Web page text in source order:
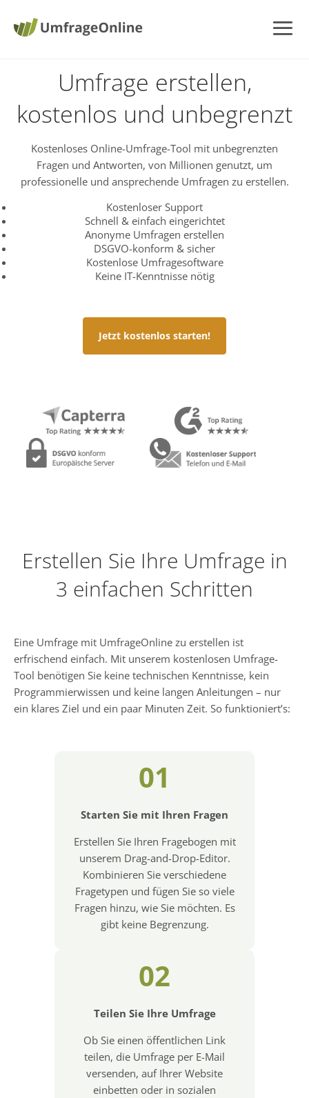
Umfrage erstellen,
kostenlos und unbegrenzt
Kostenloses Online-Umfrage-Tool mit unbegrenzten
Fragen und Antworten, von Millionen genutzt, um
professionelle und ansprechende Umfragen zu erstellen.
Kostenloser Support
Schnell & einfach eingerichtet
Anonyme Umfragen erstellen
DSGVO-konform & sicher
Kostenlose Umfragesoftware
Keine IT-Kenntnisse nötig
Jetzt kostenlos starten!
Erstellen Sie Ihre Umfrage in
3 einfachen Schritten
Eine Umfrage mit UmfrageOnline zu erstellen ist
erfrischend einfach. Mit unserem kostenlosen Umfrage-
Tool benötigen Sie keine technischen Kenntnisse, kein
Programmierwissen und keine langen Anleitungen – nur
ein klares Ziel und ein paar Minuten Zeit. So funktioniert’s:
01
Starten Sie mit Ihren Fragen
Erstellen Sie Ihren Fragebogen mit
unserem Drag-and-Drop-Editor.
Kombinieren Sie verschiedene
Fragetypen und fügen Sie so viele
Fragen hinzu, wie Sie möchten. Es
gibt keine Begrenzung.
02
Teilen Sie Ihre Umfrage
Ob Sie einen öffentlichen Link
teilen, die Umfrage per E-Mail
versenden, auf Ihrer Website
einbetten oder in sozialen